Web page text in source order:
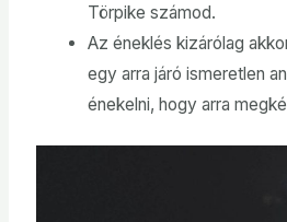
Törpike számod.
Az éneklés kizárólag
egy arra járó ismeretlen
énekelni, hogy arra